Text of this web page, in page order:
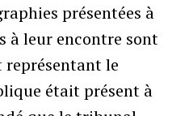
présentées à
à leur encontre sont
représentant le
était présent à